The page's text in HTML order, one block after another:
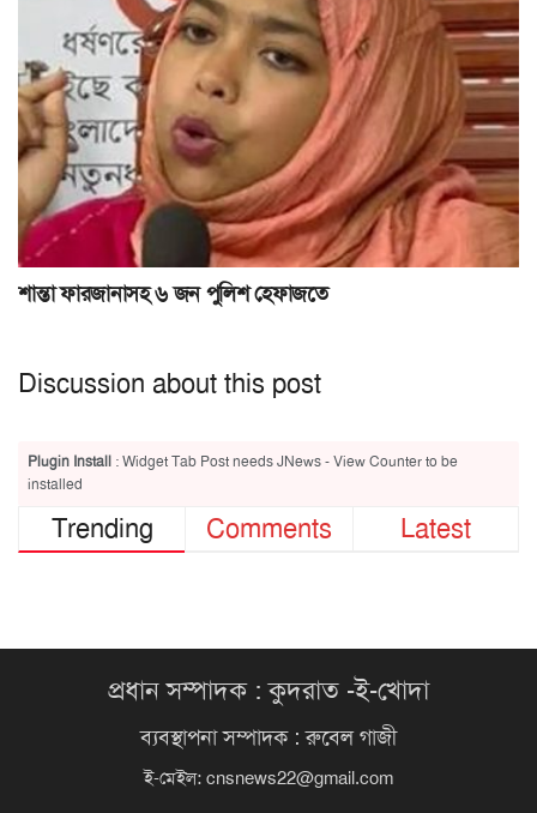
শান্তা ফারজানাসহ ৬ জন পুলিশ হেফাজতে
Discussion about this post
Plugin Install : Widget Tab Post needs JNews - View Counter to be
installed
Trending Comments Latest
প্রধান সম্পাদক : কুদরাত -ই-খোদা
ব্যবস্থাপনা সম্পাদক : রুবেল গাজী
ই-মেইল: cnsnews22@gmail.com